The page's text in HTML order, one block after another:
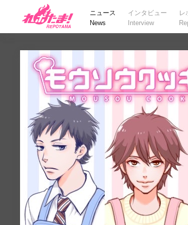
ニュース
News
インタビュー
Interview
レ